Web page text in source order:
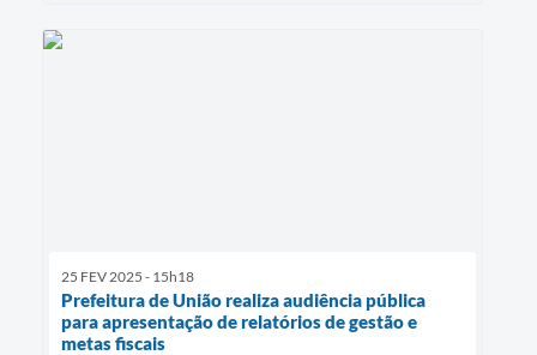
25 FEV 2025 - 15h18
Prefeitura de União realiza audiência pública
para apresentação de relatórios de gestão e
metas fiscais